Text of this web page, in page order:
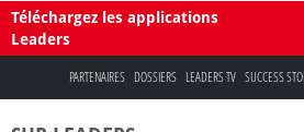
Téléchargez les applications
Leaders
PARTENAIRES DOSSIERS LEADERS TV SUCCESS